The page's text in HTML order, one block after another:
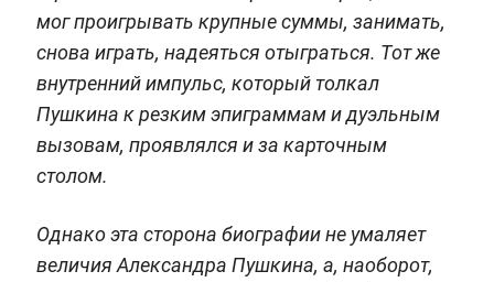
мог проигрывать крупные суммы, занимать,
снова играть, надеяться отыграться. Тот же
внутренний импульс, который толкал
Пушкина к резким эпиграммам и дуэльным
вызовам, проявлялся и за карточным
столом.
Однако эта сторона биографии не умаляет
величия Александра Пушкина, а, наоборот,